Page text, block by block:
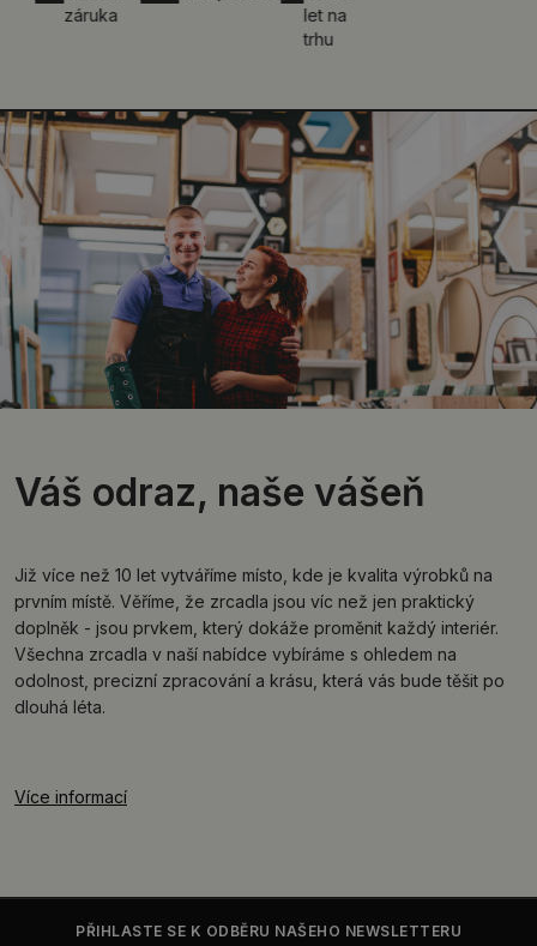
záruka
let na
Váš odraz, naše vášeň
Již více než 10 let vytváříme místo, kde je kvalita výrobků na
prvním místě. Věříme, že zrcadla jsou víc než jen praktický
doplněk - jsou prvkem, který dokáže proměnit každý interiér.
Všechna zrcadla v naší nabídce vybíráme s ohledem na
odolnost, precizní zpracování a krásu, která vás bude těšit po
dlouhá léta.
Více informací
PŘIHLASTE SE K ODBĚRU NAŠEHO NEWSLETTERU